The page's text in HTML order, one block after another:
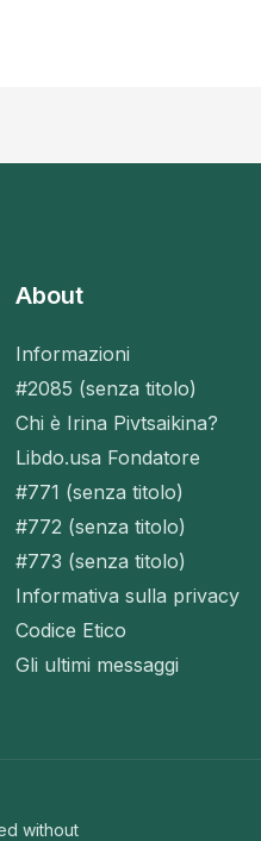
About
Informazioni
#2085 (senza titolo)
Chi è Irina Pivtsaikina?
Libdo.usa Fondatore
#771 (senza titolo)
#772 (senza titolo)
#773 (senza titolo)
Informativa sulla privacy
Codice Etico
Gli ultimi messaggi
without